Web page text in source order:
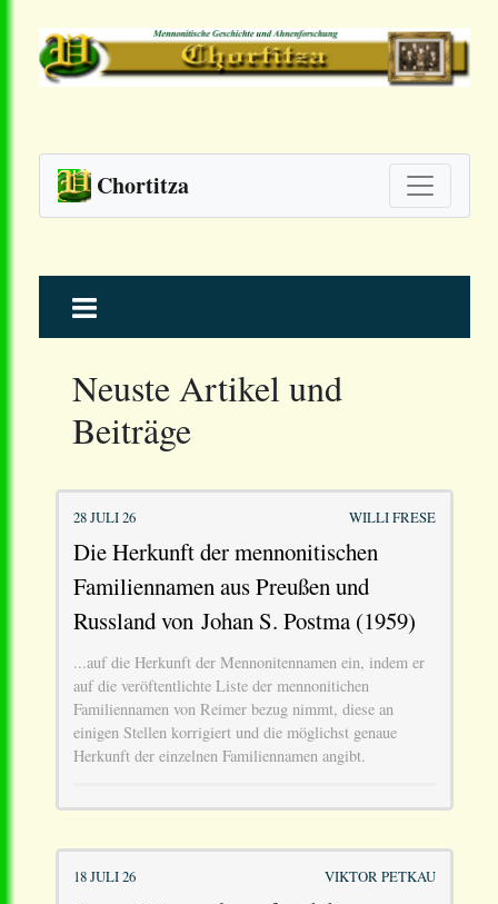
Chortitza
to
Neuste Artikel und
Beiträge
28 JULI 26 WILLI FRESE
Die Herkunft der mennonitischen
Familiennamen aus Preußen und
Russland von Johan S. Postma (1959)
...auf die Herkunft der Mennonitennamen ein, indem er
auf die veröftentlichte Liste der mennonitichen
Familiennamen von Reimer bezug nimmt, diese an
einigen Stellen korrigiert und die möglichst genaue
Herkunft der einzelnen Familiennamen angibt.
18 JULI 26 VIKTOR PETKAU